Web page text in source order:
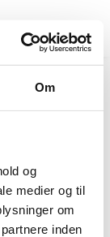
Om
og
medier og til
om
inden